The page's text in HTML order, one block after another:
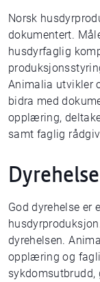
Norsk
dokumentert.
husdyrfaglig
Animalia utvikler
bidra med
opplæring,
samt faglig
God dyrehelse er
dyrehelsen.
opplæring og
sykdomsutbrudd,